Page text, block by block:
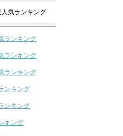
気ランキング
ランキング
ランキング
ランキング
ンキング
ンキング
キング